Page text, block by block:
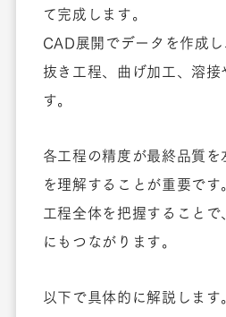
て完成します。
CAD展開でデータを作成
抜き工程、曲げ加工、溶接
す。
各工程の精度が最終品質
を理解することが重要です
工程全体を把握すること
にもつながります。
以下で具体的に解説します